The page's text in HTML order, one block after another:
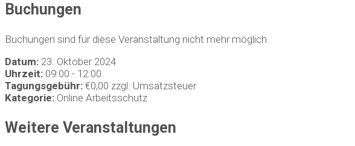
Buchungen
Buchungen sind für diese Veranstaltung nicht mehr möglich.
Datum: 23. Oktober 2024
Uhrzeit: 09:00 - 12:00
Tagungsgebühr: €0,00 zzgl. Umsatzsteuer
Kategorie: Online Arbeitsschutz
Weitere Veranstaltungen